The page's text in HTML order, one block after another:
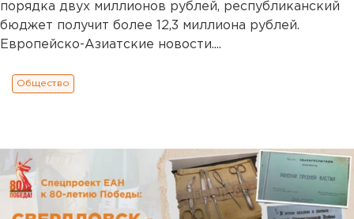
порядка двух миллионов рублей, республиканский
бюджет получит более 12,3 миллиона рублей.
Европейско-Азиатские новости....
Общество